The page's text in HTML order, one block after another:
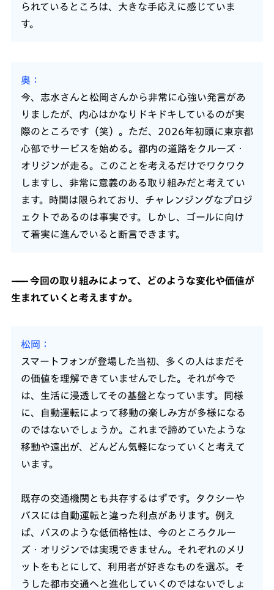
られているところは、大きな手応えに感じていま
す。
奥
今、志水さんと松岡さんから非常に心強い発言があ
りましたが、内心はかなりドキドキしているのが実
際のところです（笑）。ただ、2026年初頭に東京都
心部でサービスを始める。都内の道路をクルーズ・
オリジンが走る。このことを考えるだけでワクワク
しますし、非常に意義のある取り組みだと考えてい
ます。時間は限られており、チャレンジングなプロジ
ェクトであるのは事実です。しかし、ゴールに向け
て着実に進んでいると断言できます。
今回の取り組みによって、どのような変化や価値が
生まれていくと考えますか。
松岡
スマートフォンが登場した当初、多くの人はまだそ
の価値を理解できていませんでした。それが今で
は、生活に浸透してその基盤となっています。同様
に、自動運転によって移動の楽しみ方が多様になる
のではないでしょうか。これまで諦めていたような
移動や遠出が、どんどん気軽になっていくと考えて
います。
既存の交通機関とも共存するはずです。タクシーや
バスには自動運転と違った利点があります。例え
ば、バスのような低価格性は、今のところクルー
ズ・オリジンでは実現できません。それぞれのメリ
ットをもとにして、利用者が好きなものを選ぶ。そ
うした都市交通へと進化していくのではないでしょ